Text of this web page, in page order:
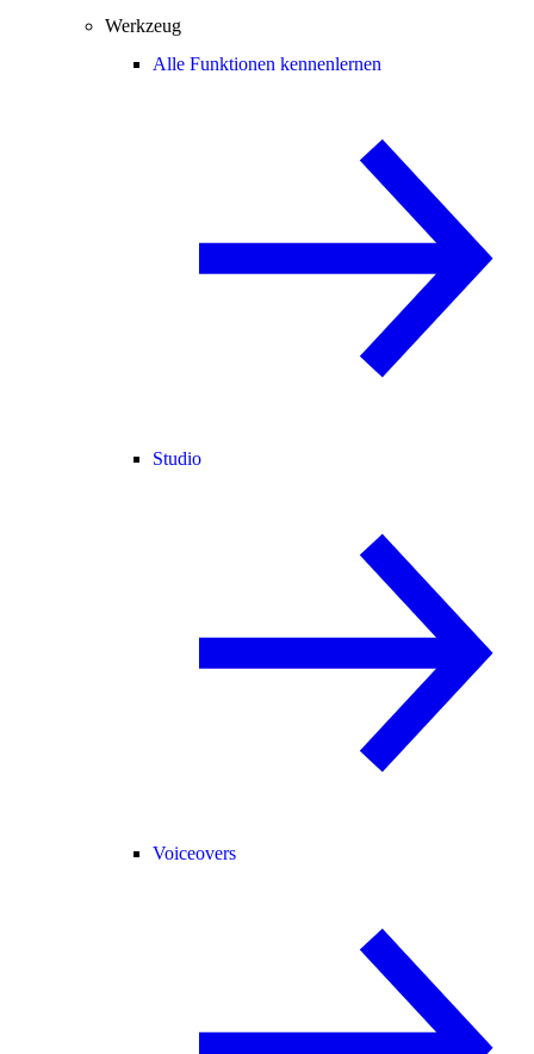
Werkzeug
Alle Funktionen kennenlernen
Studio
Voiceovers